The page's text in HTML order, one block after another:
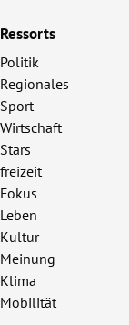
Ressorts
Politik
Regionales
Sport
Wirtschaft
Stars
freizeit
Fokus
Leben
Kultur
Meinung
Klima
Mobilität